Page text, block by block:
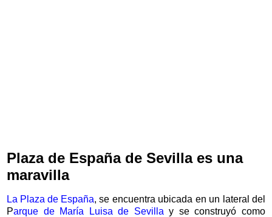
Plaza de España de Sevilla es una
maravilla
La Plaza de España, se encuentra ubicada en un lateral del
Parque de María Luisa de Sevilla y se construyó como